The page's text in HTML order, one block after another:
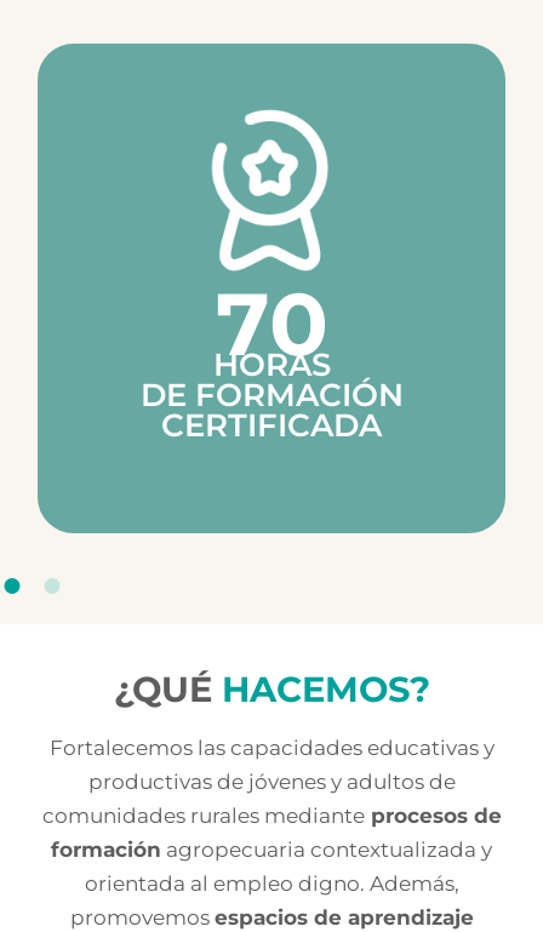
168
HORAS
DE FORMACIÓN
CERTIFICADA
¿QUÉ HACEMOS?
Fortalecemos las capacidades educativasy
productivas de jóvenes y adultos de
comunidades rurales medianteprocesos de
formación agropecuaria contextualizada y
orientada al empleo digno. Además,
promovemos espacios deaprendizaje